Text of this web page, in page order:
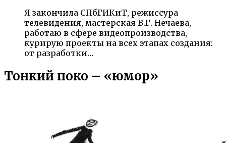
Я закончила СПбГИКиТ, режиссура
телевидения, мастерская В.Г. Нечаева,
работаю в сфере видеопроизводства,
курирую проекты на всех этапах создания:
от разработки…
Тонкий поко – «юмор»